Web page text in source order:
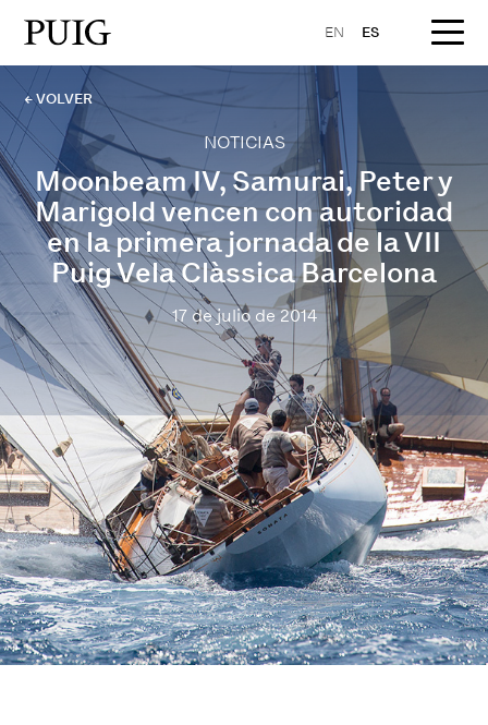
EN ES
← VOLVER
NOTICIAS
Moonbeam IV, Samurai, Peter y
Marigold vencen con autoridad
en la primera jornada de la VII
Puig Vela Clàssica Barcelona
17 de julio de 2014